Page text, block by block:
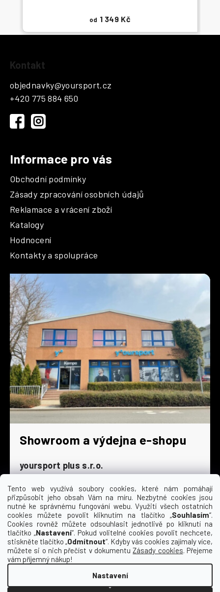
Tento web využívá soubory cookies, které nám pomáhají
přizpůsobit jeho obsah Vám na míru. Nezbytné cookies jsou
nutné ke správnému fungování webu. Využití všech ostatních
cookies můžete povolit kliknutím na tlačítko „Souhlasím“.
Cookies rovněž můžete odsouhlasit jednotlivě po kliknutí na
tlačítko „Nastavení“. Pokud volitelné cookies povolit nechcete,
stiskněte tlačítko „Odmítnout“. Kdyby vás cookies zajímaly více,
můžete si o nich přečíst v dokumentuZásady cookies. Přejeme
vám příjemný nákup!
Nastavení
od 1 349 Kč
Kontakt
objednavky@yoursport.cz
+420 775 884 650
Informace pro vás
Obchodní podmínky
Zásady zpracování osobních údajů
Reklamace a vrácení zboží
Katalogy
Hodnocení
Kontakty a spolupráce
Showroom a výdejna e-shopu
yoursport plus s.r.o.
Dyjská 845/4
196 00 Praha 9 - Čakovice
Po - Čt
9:00 - 16:30
Pá
9:00 - 15:30
So
zavřeno
Ne
zavřeno